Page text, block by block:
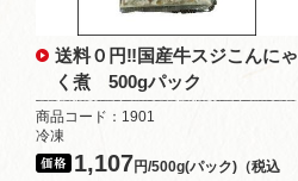
送料０円‼国産牛スジこんにゃ
く煮 500gパック
商品コード：1901
冷凍
1,107円/500g(パック)（税込